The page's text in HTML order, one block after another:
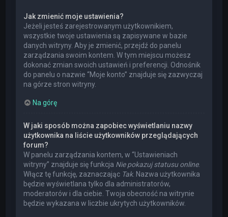
Jak zmienić moje ustawienia?
Jeżeli jesteś zarejestrowanym użytkownikiem,
wszystkie twoje ustawienia są zapisywane w bazie
danych witryny. Aby je zmienić, przejdź do panelu
zarządzania swoim kontem. W tym miejscu możesz
dokonać zmian swoich ustawień i preferencji. Odnośnik
do panelu o nazwie “Moje konto” znajduje się zazwyczaj
na górze stron witryny.
Na górę
W jaki sposób można zapobiec wyświetlaniu nazwy
użytkownika na liście użytkowników przeglądających
forum?
W panelu zarządzania kontem, w “Ustawieniach
witryny” znajduje się funkcja Nie pokazuj statusu online.
Włącz tę funkcję, zaznaczając Tak. Nazwa użytkownika
będzie wyświetlana tylko dla administratorów,
moderatorów i dla ciebie. Twoja obecność na witrynie
będzie wykazana w liczbie ukrytych użytkowników.